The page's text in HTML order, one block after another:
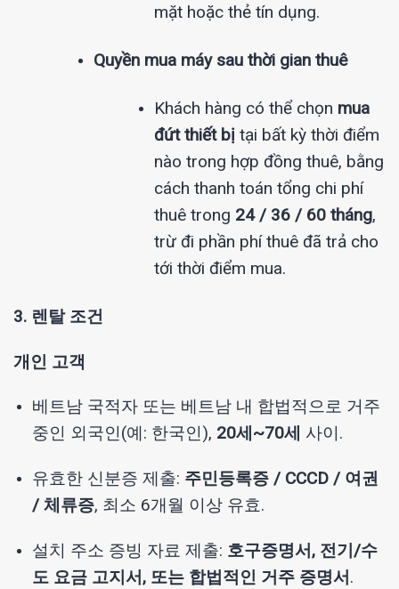
mặt hoặc thẻ tín dụng.
Quyền mua máy sau thời gian thuê
Khách hàng có thể chọn mua
đứt thiết bị tại bất kỳ thời điểm
nào trong hợp đồng thuê, bằng
cách thanh toán tổng chi phí
thuê trong 24 / 36 / 60 tháng,
trừ đi phần phí thuê đã trả cho
tới thời điểm mua.
3. 렌탈 조건
개인 고객
베트남 국적자 또는 베트남 내 합법적으로 거주
중인 외국인(예: 한국인), 20세~70세 사이.
유효한 신분증 제출: 주민등록증 / CCCD / 여권
/ 체류증, 최소 6개월 이상 유효.
설치 주소 증빙 자료 제출: 호구증명서, 전기/수
도 요금 고지서, 또는 합법적인 거주 증명서 .